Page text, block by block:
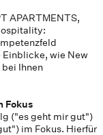
APARTMENTS,
wie New
Ihnen
Fokus
("es geht mir gut")
im Fokus. Hierfür